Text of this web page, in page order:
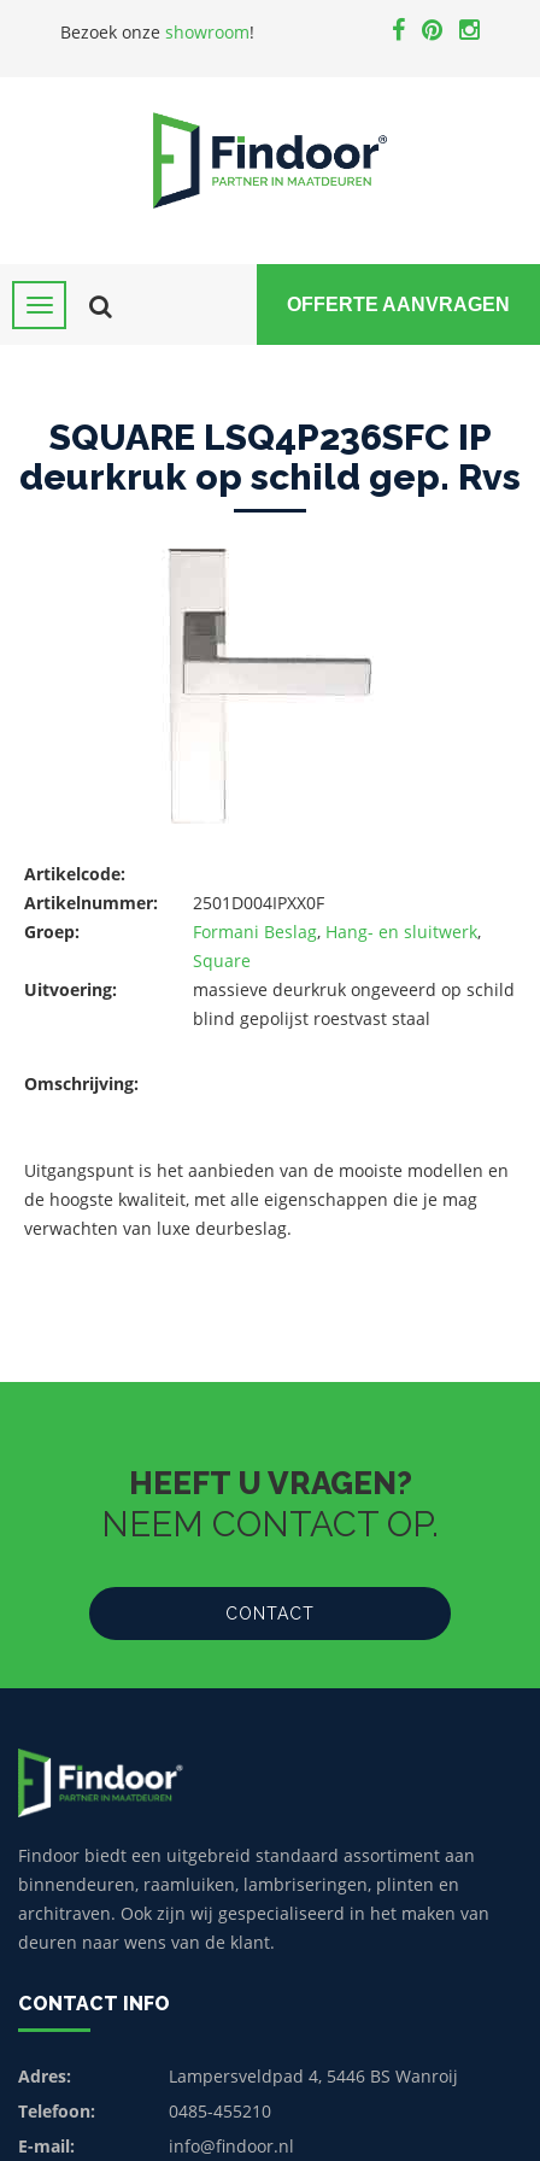
Bezoek onze showroom!
OFFERTE AANVRAGEN
SQUARE LSQ4P236SFC IP
deurkruk op schild gep. Rvs
Artikelcode:
Artikelnummer:
2501D004IPXX0F
Groep:
Formani Beslag, Hang- en sluitwerk,
Square
Uitvoering:
massieve deurkruk ongeveerd op schild
blind gepolijst roestvast staal
Omschrijving:
Uitgangspunt is het aanbieden van de mooiste modellen en
de hoogste kwaliteit, met alle eigenschappen die je mag
verwachten van luxe deurbeslag.
HEEFT U VRAGEN?
NEEM CONTACT OP.
CONTACT
Findoor biedt een uitgebreid standaard assortiment aan
binnendeuren, raamluiken, lambriseringen, plinten en
architraven. Ook zijn wij gespecialiseerd in het maken van
deuren naar wens van de klant.
CONTACT INFO
Adres:
Lampersveldpad 4, 5446 BS Wanroij
Telefoon:
0485-455210
E-mail:
info@findoor.nl